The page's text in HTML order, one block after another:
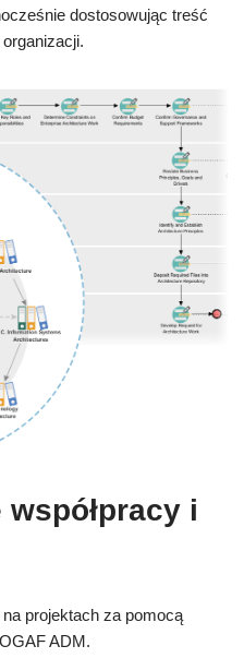
dostosowując treść
i
projektach za pomocą
ADM.